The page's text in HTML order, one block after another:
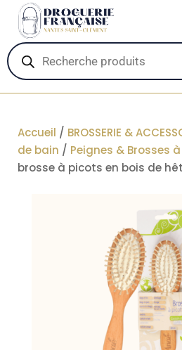
Recherche
de
produits
Accueil / BROSSERIE &
de bain / Peignes & Brosses
brosse à picots en bois de